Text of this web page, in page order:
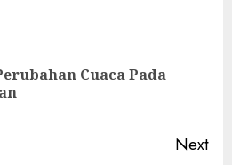
Cuaca Pada
Next